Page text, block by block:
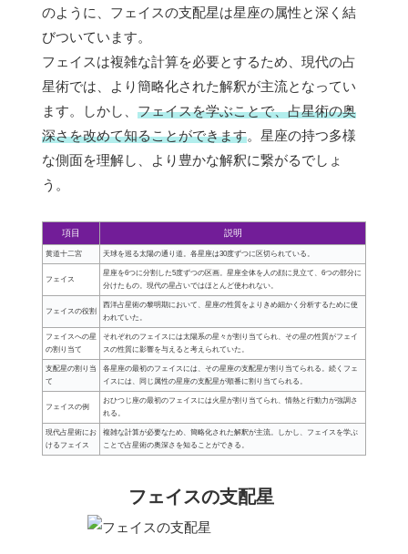
のように、フェイスの支配星は星座の属性と深く結
びついています。
フェイスは複雑な計算を必要とするため、現代の占
星術では、より簡略化された解釈が主流となってい
ます。しかし、 フェイスを学ぶことで、占星術の奥
深さを改めて知ることができます。星座の持つ多様
な側面を理解し、より豊かな解釈に繋がるでしょ
う。
項目 説明
黄道十二宮 天球を巡る太陽の通り道。各星座は30度ずつに区切られている。
フェイス
星座を6つに分割した5度ずつの区画。星座全体を人の顔に見立て、6つの部分に
分けたもの。現代の星占いではほとんど使われない。
フェイスの役割
西洋占星術の黎明期において、星座の性質をよりきめ細かく分析するために使
われていた。
フェイスへの星
の割り当て
それぞれのフェイスには太陽系の星々が割り当てられ、その星の性質がフェイ
スの性質に影響を与えると考えられていた。
支配星の割り当
て
各星座の最初のフェイスには、その星座の支配星が割り当てられる。続くフェ
イスには、同じ属性の星座の支配星が順番に割り当てられる。
フェイスの例
おひつじ座の最初のフェイスには火星が割り当てられ、情熱と行動力が強調さ
れる。
現代占星術にお
けるフェイス
複雑な計算が必要なため、簡略化された解釈が主流。しかし、フェイスを学ぶ
ことで占星術の奥深さを知ることができる。
フェイスの支配星